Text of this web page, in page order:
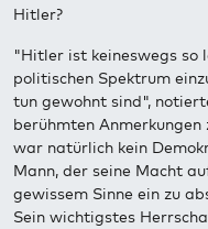
Hitler?
"Hitler ist keineswegs so
politischen Spektrum
tun gewohnt sind",
berühmten Anmerkungen
war natürlich kein
Mann, der seine Macht
gewissem Sinne ein zu
Sein wichtigstes